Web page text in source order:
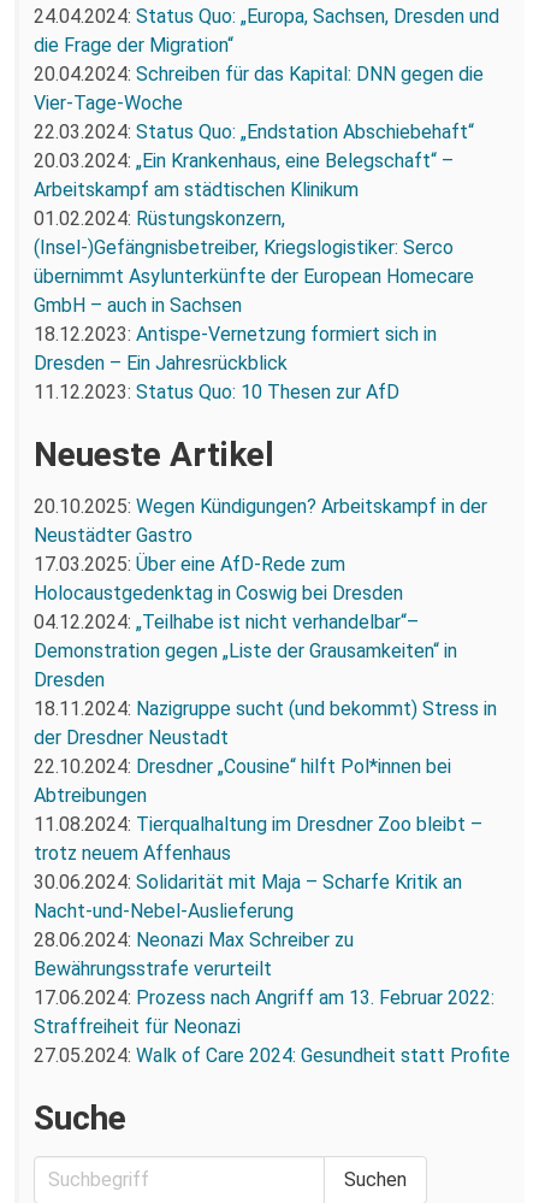
24.04.2024: Status Quo: „Europa, Sachsen, Dresden und
die Frage der Migration“
20.04.2024: Schreiben für das Kapital: DNN gegen die
Vier-Tage-Woche
22.03.2024: Status Quo: „Endstation Abschiebehaft“
20.03.2024: „Ein Krankenhaus, eine Belegschaft“ –
Arbeitskampf am städtischen Klinikum
01.02.2024: Rüstungskonzern,
(Insel-)Gefängnisbetreiber, Kriegslogistiker: Serco
übernimmt Asylunterkünfte der European Homecare
GmbH – auch in Sachsen
18.12.2023: Antispe-Vernetzung formiert sich in
Dresden – Ein Jahresrückblick
11.12.2023: Status Quo: 10 Thesen zur AfD
Neueste Artikel
20.10.2025: Wegen Kündigungen? Arbeitskampf in der
Neustädter Gastro
17.03.2025: Über eine AfD-Rede zum
Holocaustgedenktag in Coswig bei Dresden
04.12.2024: „Teilhabe ist nicht verhandelbar“–
Demonstration gegen „Liste der Grausamkeiten“ in
Dresden
18.11.2024: Nazigruppe sucht (und bekommt) Stress in
der Dresdner Neustadt
22.10.2024: Dresdner „Cousine“ hilft Pol*innen bei
Abtreibungen
11.08.2024: Tierqualhaltung im Dresdner Zoo bleibt –
trotz neuem Affenhaus
30.06.2024: Solidarität mit Maja – Scharfe Kritik an
Nacht-und-Nebel-Auslieferung
28.06.2024: Neonazi Max Schreiber zu
Bewährungsstrafe verurteilt
17.06.2024: Prozess nach Angriff am 13. Februar 2022:
Straffreiheit für Neonazi
27.05.2024: Walk of Care 2024: Gesundheit statt Profite
Suche